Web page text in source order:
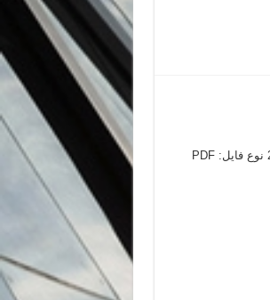
کاتالوگ لکسوس ES مدل 2016 نوع فایل: PDF